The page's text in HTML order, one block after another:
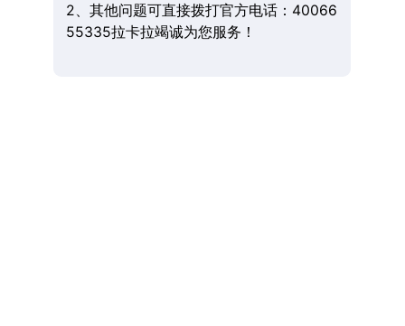
2、其他问题可直接拨打官方电话：40066
55335拉卡拉竭诚为您服务！